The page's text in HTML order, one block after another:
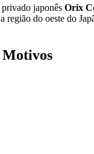
japonês Orix
região do oeste do
Motivos